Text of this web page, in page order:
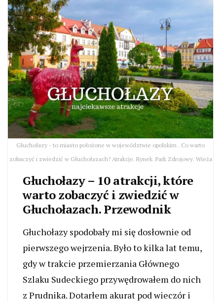
Głuchołazy - to miasto położone w województwie opolskim . Co warto
zobaczyć i zwiedzić w Głuchołazach? Atrakcje. Rynek. Park Zdrojowy. Wieża
Głuchołazy – 10 atrakcji, które
warto zobaczyć i zwiedzić w
Głuchołazach. Przewodnik
Głuchołazy spodobały mi się dosłownie od
pierwszego wejrzenia. Było to kilka lat temu,
gdy w trakcie przemierzania Głównego
Szlaku Sudeckiego przywędrowałem do nich
z Prudnika. Dotarłem akurat pod wieczór i